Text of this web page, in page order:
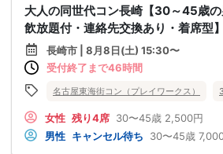
大人の同世代コン長崎【30～45歳
飲放題付・連絡先交換あり・着席型
長崎市 | 8月8日(土) 15:30〜
受付終了まで46時間
名古屋東海街コン（プレイワークス）
女性 残り4席 30〜45歳 2,500円
男性 キャンセル待ち 30〜45歳